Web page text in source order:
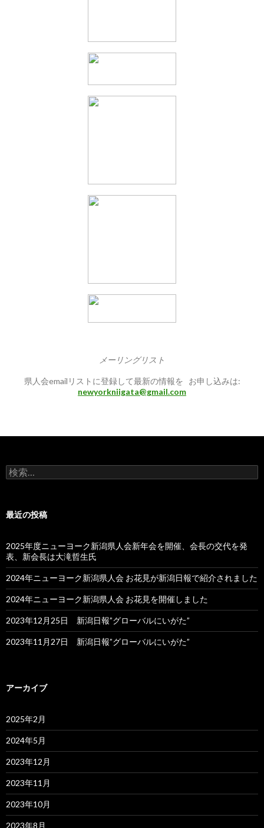
メーリングリスト
県人会emailリストに登録して最新の情報を お申し込みは:
newyorkniigata@gmail.com
検
索:
最近の投稿
2025年度ニューヨーク新潟県人会新年会を開催、会長の交代を発
表、新会長は大滝哲生氏
2024年ニューヨーク新潟県人会 お花見が新潟日報で紹介されました
2024年ニューヨーク新潟県人会 お花見を開催しました
2023年12月25日 新潟日報”グローバルにいがた”
2023年11月27日 新潟日報”グローバルにいがた”
アーカイブ
2025年2月
2024年5月
2023年12月
2023年11月
2023年10月
2023年8月